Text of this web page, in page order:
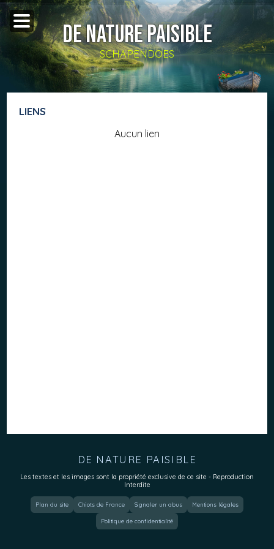
DE NATURE PAISIBLE
SCHAPENDOES
LIENS
Aucun lien
DE NATURE PAISIBLE
Les textes et les images sont la propriété exclusive de ce site - Reproduction
Interdite
Plan du site Chiots de France Signaler un abus Mentions légales
Politique de confidentialité